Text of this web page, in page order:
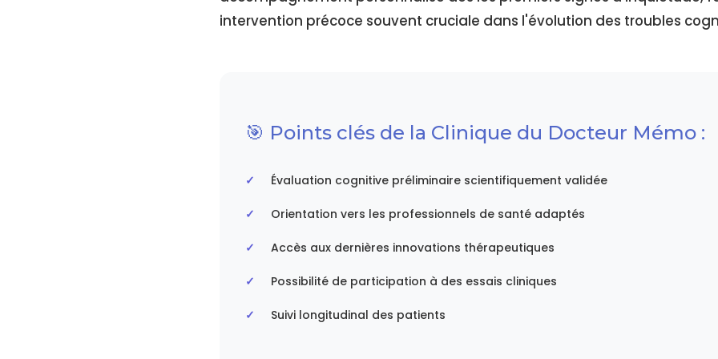
intervention précoce souvent cruciale dans l'évolution des troubles
🎯 Points clés de la Clinique du Docteur Mémo :
Évaluation cognitive préliminaire scientifiquement validée
Orientation vers les professionnels de santé adaptés
Accès aux dernières innovations thérapeutiques
Possibilité de participation à des essais cliniques
Suivi longitudinal des patients